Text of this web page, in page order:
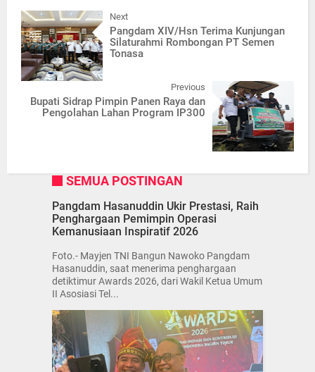
Next
Pangdam XIV/Hsn Terima Kunjungan
Silaturahmi Rombongan PT Semen
Tonasa
Previous
Bupati Sidrap Pimpin Panen Raya dan
Pengolahan Lahan Program IP300
SEMUA POSTINGAN
Pangdam Hasanuddin Ukir Prestasi, Raih
Penghargaan Pemimpin Operasi
Kemanusiaan Inspiratif 2026
Foto.- Mayjen TNI Bangun Nawoko Pangdam
Hasanuddin, saat menerima penghargaan
detiktimur Awards 2026, dari Wakil Ketua Umum
II Asosiasi Tel...